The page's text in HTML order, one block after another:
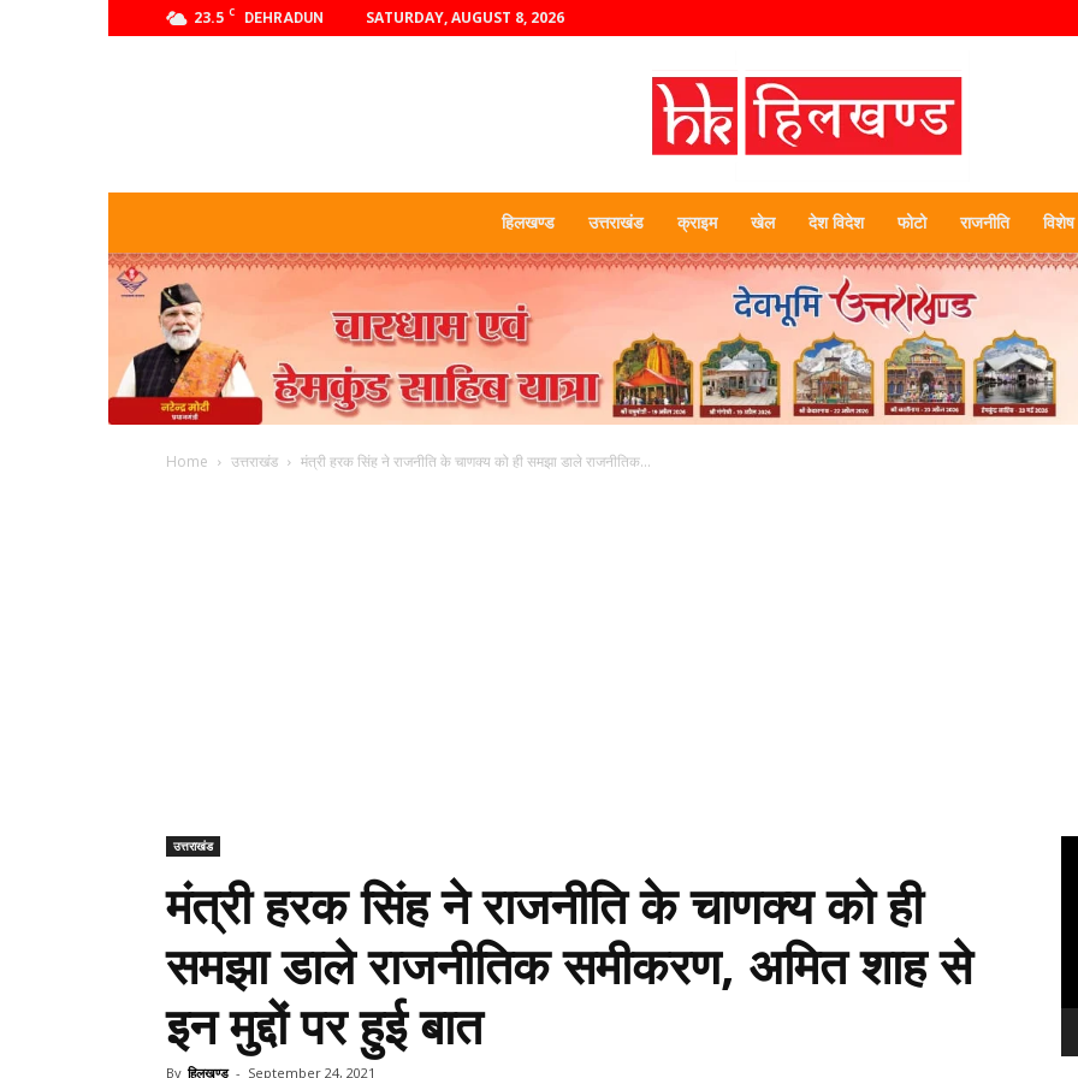
23.5 C DEHRADUN SATURDAY, AUGUST 8, 2026
हिलखण्ड
हिलखण्ड उत्तराखंड क्राइम खेल देश विदेश फोटो राजनीति विशेष
Home उत्तराखंड मंत्री हरक सिंह ने राजनीति के चाणक्य को ही समझा डाले राजनीतिक...
उत्तराखंड
मंत्री हरक सिंह ने राजनीति के चाणक्य को ही
समझा डाले राजनीतिक समीकरण, अमित शाह से
इन मुद्दों पर हुई बात
By हिलखण्ड - September 24, 2021